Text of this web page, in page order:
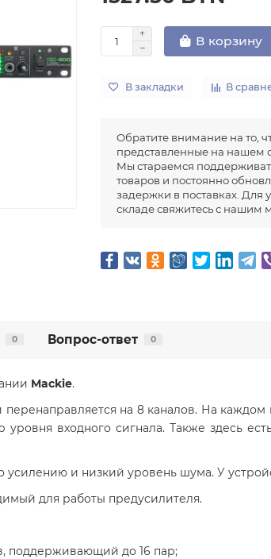
В корзину
В закладки В
Обратите внимание на то,
представленные на нашем
Мы стараемся
товаров и постоянно
задержки в поставках. Для
складе свяжитесь с нашим
0 Вопрос-ответ 0
Mackie.
на 8 каналов. На
уровня входного сигнала. Также здесь
и низкий уровень шума. У
для работы предусилителя.
поддерживающий до 16 пар;